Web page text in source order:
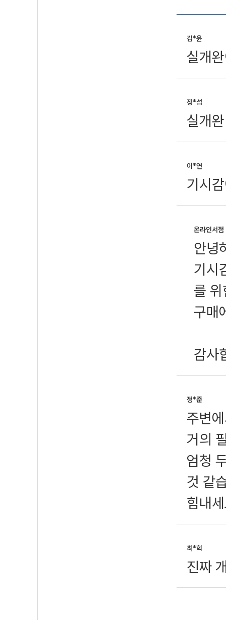
김*윤
실개
정*섭
실개
이*연
기시
온라인서점
안녕
기시
를
구매
감사
정*준
주변
거의
엄청
것 같
힘내
최*혁
진짜